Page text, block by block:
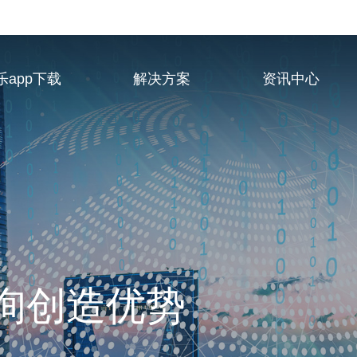
app下载 解决方案 资讯中心
创造优势
服务供应商